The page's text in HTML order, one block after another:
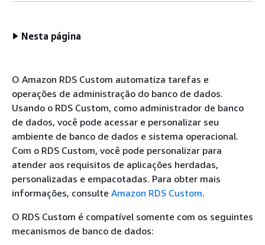
Nesta página
O Amazon RDS Custom automatiza tarefas e
operações de administração do banco de dados.
Usando o RDS Custom, como administrador de banco
de dados, você pode acessar e personalizar seu
ambiente de banco de dados e sistema operacional.
Com o RDS Custom, você pode personalizar para
atender aos requisitos de aplicações herdadas,
personalizadas e empacotadas. Para obter mais
informações, consulte Amazon RDS Custom.
O RDS Custom é compatível somente com os seguintes
mecanismos de banco de dados: